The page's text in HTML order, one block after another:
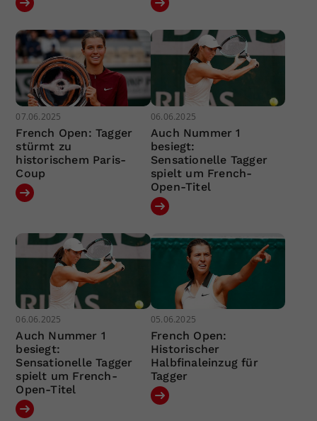
07.06.2025
French Open: Tagger
stürmt zu
historischem Paris-
Coup
06.06.2025
Auch Nummer 1
besiegt:
Sensationelle Tagger
spielt um French-
Open-Titel
06.06.2025
Auch Nummer 1
besiegt:
Sensationelle Tagger
spielt um French-
Open-Titel
05.06.2025
French Open:
Historischer
Halbfinaleinzug für
Tagger